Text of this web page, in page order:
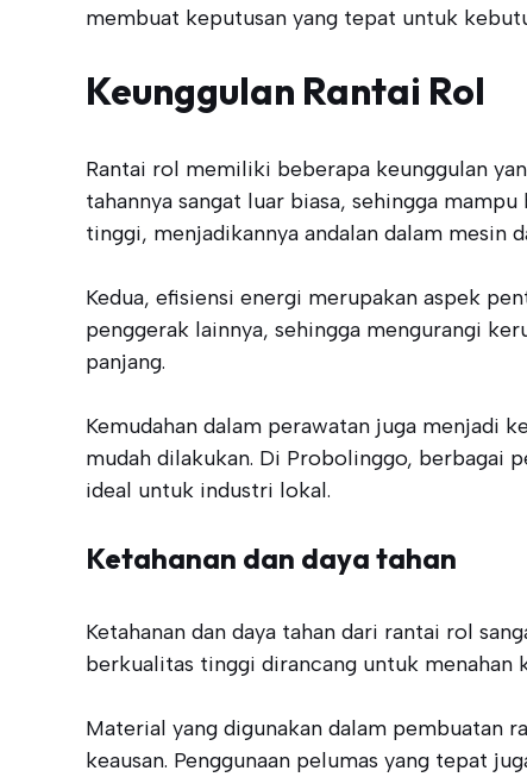
membuat keputusan yang tepat untuk
Keunggulan Rantai Rol
Rantai rol memiliki beberapa keunggulan
tahannya sangat luar biasa, sehingga
tinggi, menjadikannya andalan dalam mesin
Kedua, efisiensi energi merupakan aspek
penggerak lainnya, sehingga mengurangi
panjang.
Kemudahan dalam perawatan juga menjadi
mudah dilakukan. Di Probolinggo, berbagai
ideal untuk industri lokal.
Ketahanan dan daya tahan
Ketahanan dan daya tahan dari rantai rol
berkualitas tinggi dirancang untuk menahan
Material yang digunakan dalam pembuatan
keausan. Penggunaan pelumas yang tepat